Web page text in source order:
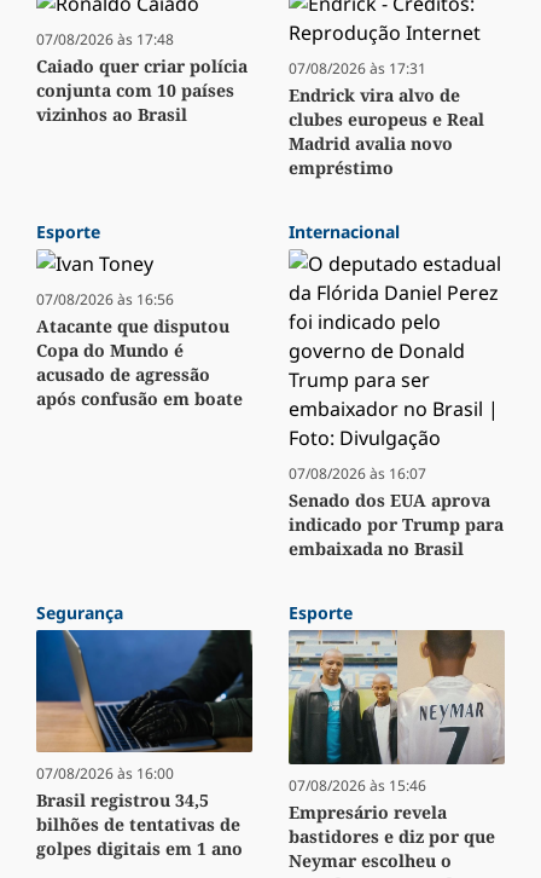
07/08/2026 às 17:48
Caiado quer criar polícia
conjunta com 10 países
vizinhos ao Brasil
07/08/2026 às 17:31
Endrick vira alvo de
clubes europeus e Real
Madrid avalia novo
empréstimo
Esporte
07/08/2026 às 16:56
Atacante que disputou
Copa do Mundo é
acusado de agressão
após confusão em boate
Internacional
07/08/2026 às 16:07
Senado dos EUA aprova
indicado por Trump para
embaixada no Brasil
Segurança
07/08/2026 às 16:00
Brasil registrou 34,5
bilhões de tentativas de
golpes digitais em 1 ano
Esporte
07/08/2026 às 15:46
Empresário revela
bastidores e diz por que
Neymar escolheu o